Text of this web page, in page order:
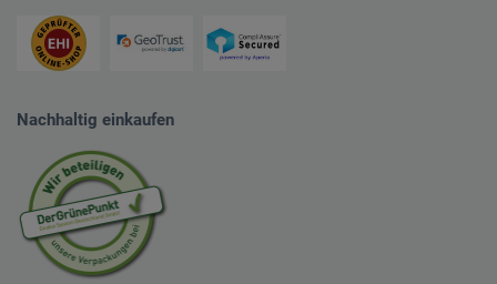
Nachhaltig einkaufen